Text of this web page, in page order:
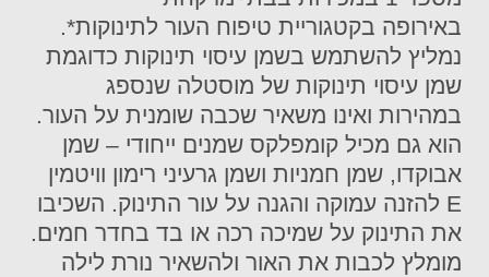
באירופה בקטגוריית טיפוח העור לתינוקות*.
נמליץ להשתמש בשמן עיסוי תינוקות כדוגמת
שמן עיסוי תינוקות של מוסטלה שנספג
במהירות ואינו משאיר שכבה שומנית על העור.
הוא גם מכיל קומפלקס שמנים ייחודי – שמן
אבוקדו, שמן חמניות ושמן גרעיני רימון וויטמין
E להזנה עמוקה והגנה על עור התינוק. השכיבו
את התינוק על שמיכה רכה או בד בחדר חמים.
מומלץ לכבות את האור ולהשאיר נורת לילה